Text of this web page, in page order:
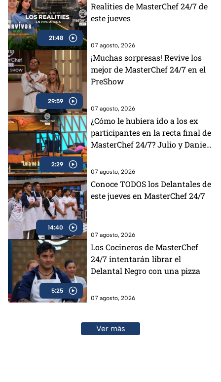
21:48
Realities de MasterChef 24/7 de
este jueves
07 agosto, 2026
29:59
¡Muchas sorpresas! Revive los
mejor de MasterChef 24/7 en el
PreShow
07 agosto, 2026
2:29
¿Cómo le hubiera ido a los ex
participantes en la recta final de
MasterChef 24/7? Julio y Daniela
07 agosto, 2026
14:40
Conoce TODOS los Delantales de
este jueves en MasterChef 24/7
07 agosto, 2026
5:25
Los Cocineros de MasterChef
24/7 intentarán librar el
Delantal Negro con una pizza
07 agosto, 2026
Ver más